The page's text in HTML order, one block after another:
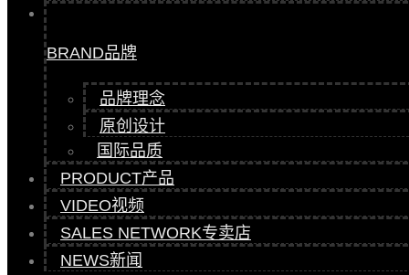
BRAND品牌
品牌理念
原创设计
国际品质
PRODUCT产品
VIDEO视频
SALES NETWORK专卖店
NEWS新闻